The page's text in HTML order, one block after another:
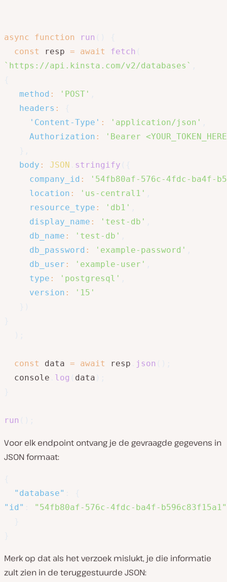
async function run
const
resp = await fetch
` https://api.kinsta.com/v2/databases `
method : 'POST'
headers :
'Content-Type' : 'application/json'
Authorization :
'Bearer
body : JSON stringify
company_id :
'54fb80af-576c-4fdc-ba4f-
location : 'us-central1'
resource_type : 'db1'
display_name : 'test-db'
db_name : 'test-db'
db_password : 'example-password'
db_user : 'example-user'
type : 'postgresql'
version :
'15'
const data = await resp json
  console
log data
run
Voor elk endpoint ontvang je de gevraagde gegevens in
JSON formaat:
"database"
"id"
"54fb80af-576c-4fdc-ba4f-b596c83f15a1"
Merk op dat als het verzoek mislukt, je die informatie
zult zien in de teruggestuurde JSON: